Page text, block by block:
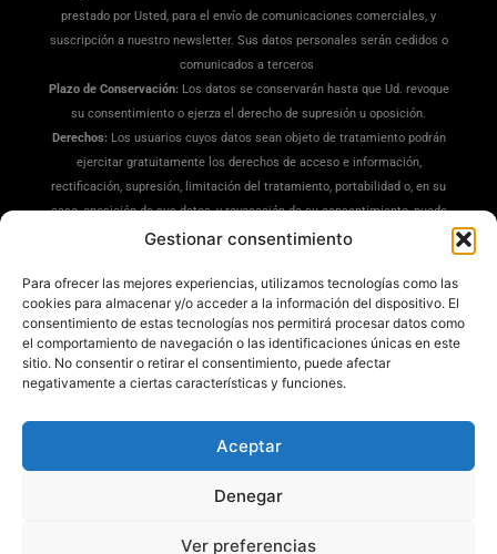
Gestionar consentimiento
Para ofrecer las mejores experiencias, utilizamos tecnologías como las
cookies para almacenar y/o acceder a la información del dispositivo. El
consentimiento de estas tecnologías nos permitirá procesar datos como
el comportamiento de navegación o las identificaciones únicas en este
sitio. No consentir o retirar el consentimiento, puede afectar
negativamente a ciertas características y funciones.
Aceptar
Denegar
Ver preferencias
prestado por Usted, para el envío de comunicaciones comerciales, y
suscripción a nuestro newsletter. Sus datos personales serán cedidos o
comunicados a terceros
Plazo de Conservación: Los datos se conservarán hasta que Ud. revoque
su consentimiento o ejerza el derecho de supresión u oposición.
Derechos: Los usuarios cuyos datos sean objeto de tratamiento podrán
ejercitar gratuitamente los derechos de acceso e información,
rectificación, supresión, limitación del tratamiento, portabilidad o, en su
caso, oposición de sus datos, y revocación de su consentimiento, puede
ejercitar sus derechos en la siguiente dirección:
puede interponer una reclamación ante la Agencia Española de
Protección de Datos(www.aepd.es)
Información Adicional:Tiene a su disposición información ampliada en
nuestra Política de Privacidad .